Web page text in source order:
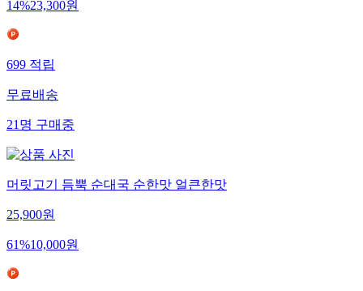
14%23,300원
699적립
무료배송
21명구매중
머릿고기 듬뿍 순대국 순한맛 얼큰한맛
25,900원
61%10,000원